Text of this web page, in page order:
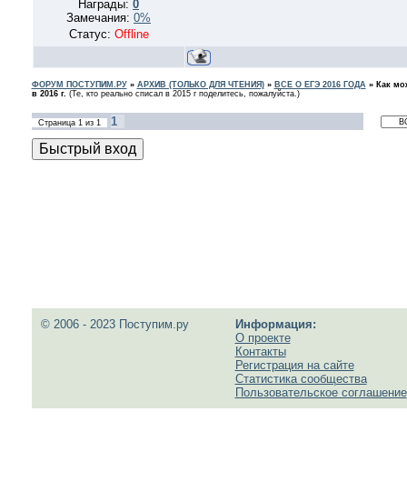
Награды: 0
Замечания: 0%
Статус: Offline
ФОРУМ ПОСТУПИМ.РУ» АРХИВ (ТОЛЬКО ДЛЯ ЧТЕНИЯ)» ВСЕ О ЕГЭ 2016 ГОДА » Как
в 2016 г. (Те, кто реально списал в 2015 г поделитесь, пожалуйста.)
Страница 1из 1 1
© 2006 - 2023 Поступим.ру
Информация:
О проекте
Контакты
Регистрация на сайте
Статистика сообщества
Пользовательское соглашение